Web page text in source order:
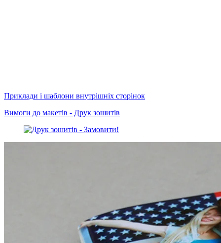
Приклади і шаблони внутрішніх сторінок
Вимоги до макетів - Друк зошитів